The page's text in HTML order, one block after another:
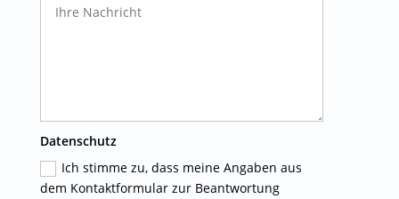
Datenschutz
Ich stimme zu, dass meine Angaben aus
dem Kontaktformular zur Beantwortung